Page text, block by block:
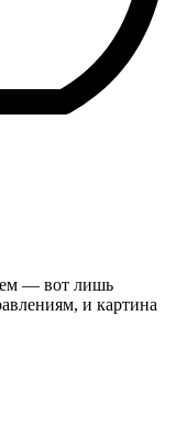
— вот лишь
и картина